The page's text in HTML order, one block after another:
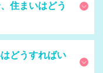
住まいはどう
どうすればい